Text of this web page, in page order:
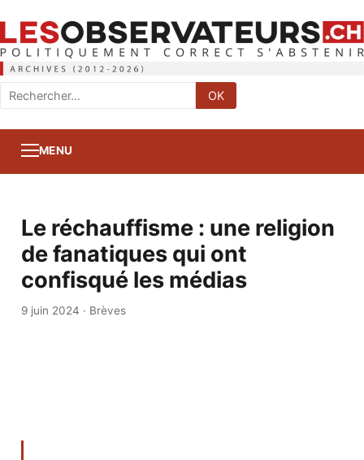
Rechercher
:
OK
MENU
Le réchauffisme : une religion
de fanatiques qui ont
confisqué les médias
9 juin 2024 · Brèves